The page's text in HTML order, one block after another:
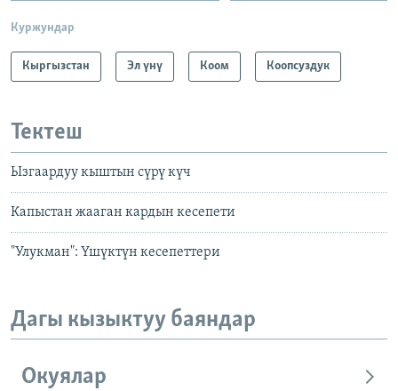
Куржундар
Кыргызстан Эл үнү Коом Коопсуздук
Тектеш
Ызгаардуу кыштын сүрү күч
Капыстан жааган кардын кесепети
"Улукман": Үшүктүн кесепеттери
Дагы кызыктуу баяндар
Окуялар